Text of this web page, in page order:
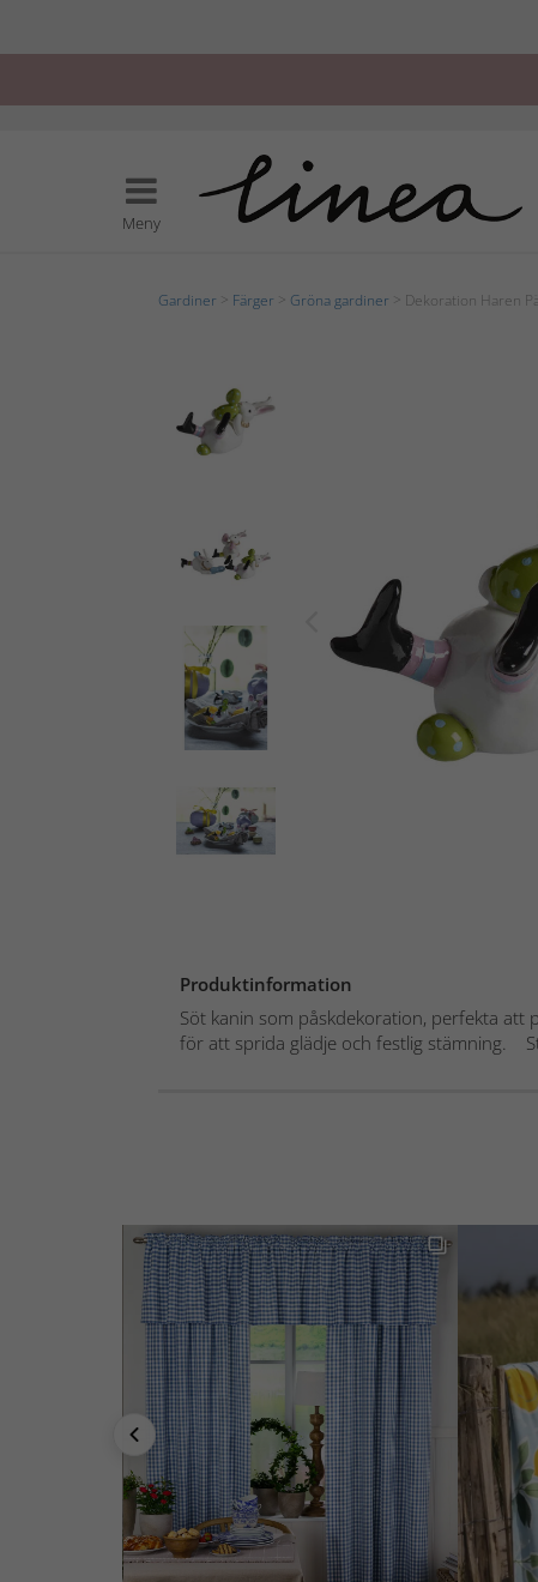
Meny
Gardiner Färger Gröna gardiner > Dekoration Haren
Produktinformation
Söt kanin som påskdekoration, perfekta att
för att sprida glädje och festlig stämning.